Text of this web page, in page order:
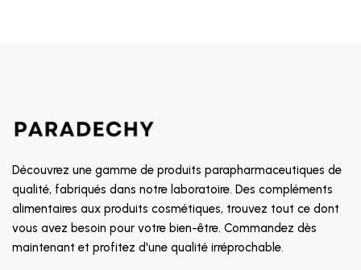
Découvrez une gamme de produits parapharmaceutiques de
qualité, fabriqués dans notre laboratoire. Des compléments
alimentaires aux produits cosmétiques, trouvez tout ce dont
vous avez besoin pour votre bien-être. Commandez dès
maintenant et profitez d'une qualité irréprochable.